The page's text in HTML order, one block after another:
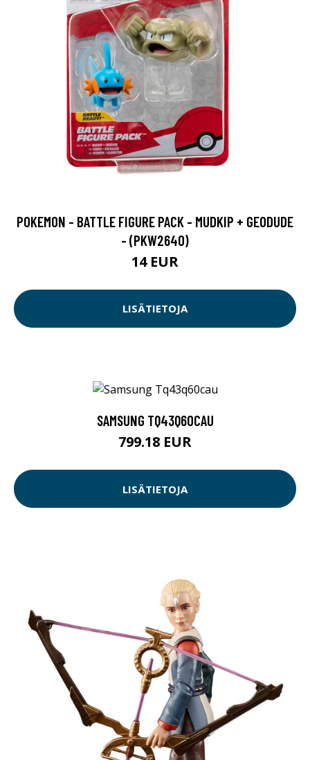
POKEMON - BATTLE FIGURE PACK - MUDKIP + GEODUDE
- (PKW2640)
14 EUR
LISÄTIETOJA
SAMSUNG TQ43Q60CAU
799.18 EUR
LISÄTIETOJA